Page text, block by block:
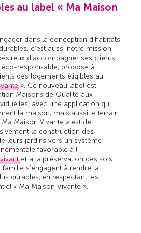
au label « Ma Maison
dans la conception d’habitats
c’est aussi notre mission.
d’accompagner ses clients
responsable, propose à
des logements éligibles au
». Ce nouveau label est
Maisons de Qualité aux
avec une application qui
la maison, mais aussi le terrain.
Ma Maison Vivante » est de
la construction des
leurs jardins vers un système
favorable à l’
et à la préservation des sols.
s’engagent à rendre la
durables, en respectant les
« Ma Maison Vivante ».